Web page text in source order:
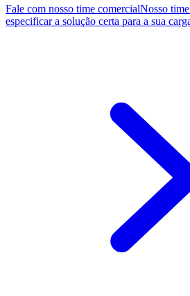
Fale com nosso time comercialNosso
especificar a solução certa para a sua